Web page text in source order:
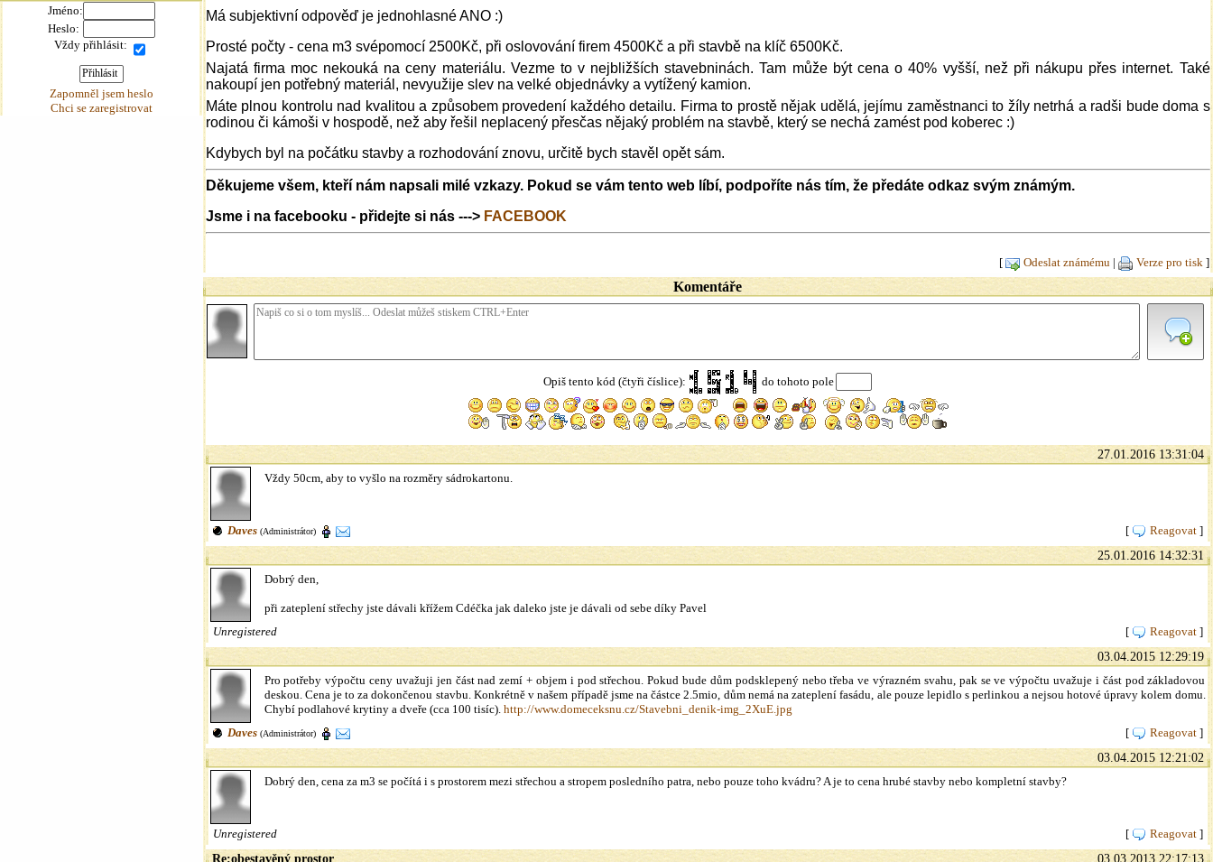
Jméno:
Heslo:
Vždy přihlásit:
Zapomněl jsem heslo
Chci se zaregistrovat
Má subjektivní odpověď je jednohlasné ANO :)
Prosté počty - cena m3 svépomocí 2500Kč, při oslovování firem 4500Kč a při stavbě na klíč 6500Kč.
Najatá firma moc nekouká na ceny materiálu. Vezme to v nejbližších stavebninách. Tam může být cena o 40% vyšší, než při nákupu přes internet. Také
nakoupí jen potřebný materiál, nevyužije slev na velké objednávky a vytížený kamion.
Máte plnou kontrolu nad kvalitou a způsobem provedení každého detailu. Firma to prostě nějak udělá, jejímu zaměstnanci to žíly netrhá a radši bude doma s
rodinou či kámoši v hospodě, než aby řešil neplacený přesčas nějaký problém na stavbě, který se nechá zamést pod koberec :)
Kdybych byl na počátku stavby a rozhodování znovu, určitě bych stavěl opět sám.
Děkujeme všem, kteří nám napsali milé vzkazy. Pokud se vám tento web líbí, podpoříte nás tím, že předáte odkaz svým známým.
Jsme i na facebooku - přidejte si nás ---> FACEBOOK
[ Odeslat známému| Verze pro tisk]
Komentáře
Opiš tento kód (čtyři číslice): do tohoto pole
27.01.2016 13:31:04
Vždy 50cm, aby to vyšlo na rozměry sádrokartonu.
Daves (Administrátor) [ Reagovat]
25.01.2016 14:32:31
Dobrý den,
při zateplení střechy jste dávali křížem Cdéčka jak daleko jste je dávali od sebe díky Pavel
Unregistered
[ Reagovat]
03.04.2015 12:29:19
Pro potřeby výpočtu ceny uvažuji jen část nad zemí + objem i pod střechou. Pokud bude dům podsklepený nebo třeba ve výrazném svahu, pak se ve výpočtu uvažuje i část pod základovou
deskou. Cena je to za dokončenou stavbu. Konkrétně v našem případě jsme na částce 2.5mio, dům nemá na zateplení fasádu, ale pouze lepidlo s perlinkou a nejsou hotové úpravy kolem domu.
Chybí podlahové krytiny a dveře (cca 100 tisíc). http://www.domeceksnu.cz/Stavebni_denik-img_2XuE.jpg
Daves (Administrátor) [ Reagovat]
03.04.2015 12:21:02
Dobrý den, cena za m3 se počítá i s prostorem mezi střechou a stropem posledního patra, nebo pouze toho kvádru? A je to cena hrubé stavby nebo kompletní stavby?
Unregistered [ Reagovat]
Re:obestavěný prostor
03.03.2013 22:17:13